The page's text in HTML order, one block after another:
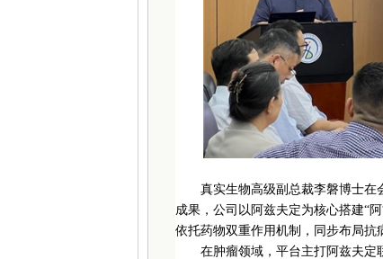
真实生物高级副总裁李磐博士在
成果，公司以阿兹夫定为核心搭建“
依托药物双重作用机制，同步布局抗
在肿瘤领域，平台主打阿兹夫定